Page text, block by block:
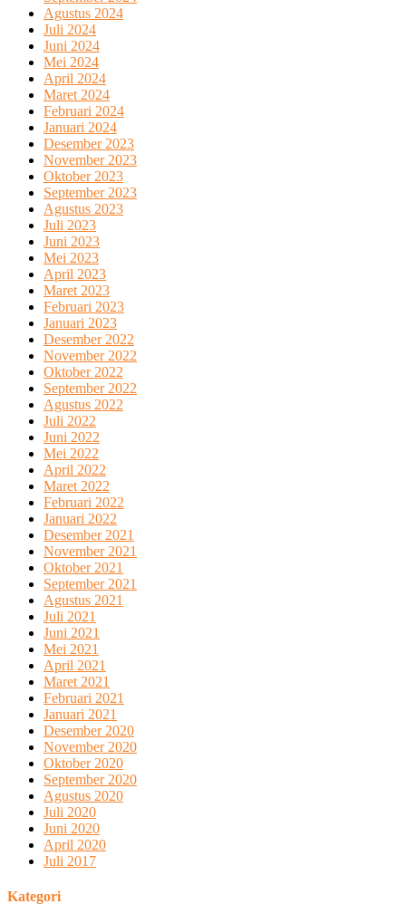
Agustus 2024
Juli 2024
Juni 2024
Mei 2024
April 2024
Maret 2024
Februari 2024
Januari 2024
Desember 2023
November 2023
Oktober 2023
September 2023
Agustus 2023
Juli 2023
Juni 2023
Mei 2023
April 2023
Maret 2023
Februari 2023
Januari 2023
Desember 2022
November 2022
Oktober 2022
September 2022
Agustus 2022
Juli 2022
Juni 2022
Mei 2022
April 2022
Maret 2022
Februari 2022
Januari 2022
Desember 2021
November 2021
Oktober 2021
September 2021
Agustus 2021
Juli 2021
Juni 2021
Mei 2021
April 2021
Maret 2021
Februari 2021
Januari 2021
Desember 2020
November 2020
Oktober 2020
September 2020
Agustus 2020
Juli 2020
Juni 2020
April 2020
Juli 2017
Kategori